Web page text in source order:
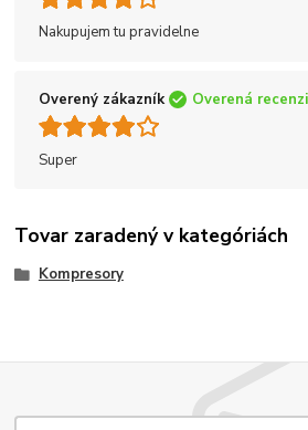
Nakupujem tu pravidelne
Overený zákazník Overená
Super
Tovar zaradený v kategóriách
Kompresory